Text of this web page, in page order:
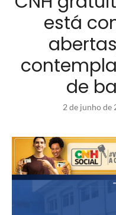
está
de
2 de junho de